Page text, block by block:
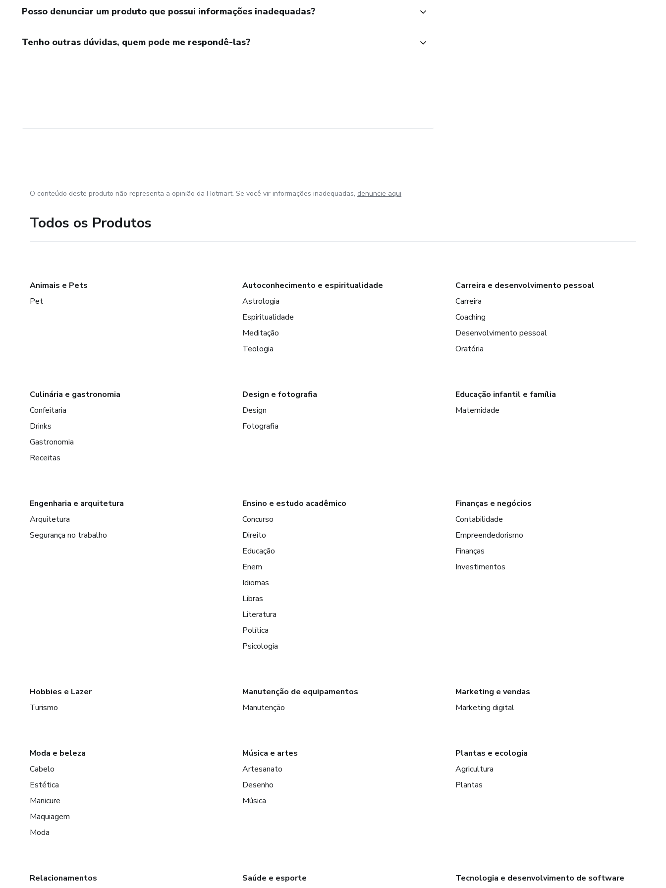
Posso denunciar um produto que possui informações inadequadas?
Tenho outras dúvidas, quem pode me respondê-las?
O conteúdo deste produto não representa a opinião da Hotmart. Se você vir informações inadequadas, denuncie aqui
Todos os Produtos
Animais e Pets
Pet
Autoconhecimento e espiritualidade
Astrologia
Espiritualidade
Meditação
Teologia
Carreira e desenvolvimento pessoal
Carreira
Coaching
Desenvolvimento pessoal
Oratória
Culinária e gastronomia
Confeitaria
Drinks
Gastronomia
Receitas
Design e fotografia
Design
Fotografia
Educação infantil e família
Maternidade
Engenharia e arquitetura
Arquitetura
Segurança no trabalho
Ensino e estudo acadêmico
Concurso
Direito
Educação
Enem
Idiomas
Libras
Literatura
Política
Psicologia
Finanças e negócios
Contabilidade
Empreendedorismo
Finanças
Investimentos
Hobbies e Lazer
Turismo
Manutenção de equipamentos
Manutenção
Marketing e vendas
Marketing digital
Moda e beleza
Cabelo
Estética
Manicure
Maquiagem
Moda
Música e artes
Artesanato
Desenho
Música
Plantas e ecologia
Agricultura
Plantas
Relacionamentos Saúde e esporte Tecnologia e desenvolvimento de software